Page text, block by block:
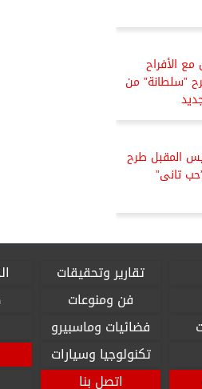
الأفراح
”سلطانة” من
المقبل طرح
تانى”
تقارير وتحقيقات
فن ومنوعات
فضائيات وماسبيرو
تكنولوجيا وسيارات
اتصل بنا